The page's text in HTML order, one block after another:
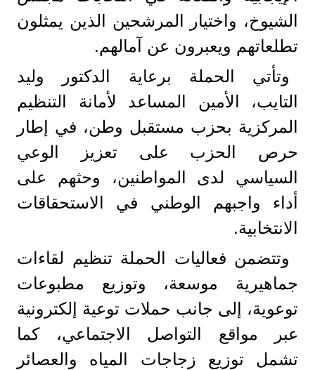
الشيوخ، واختيار المرشحين الذين يمثلون
تطلعاتهم ويعبرون عن آمالهم.
وتأتي الحملة برعاية الدكتور وليد
التايب، الأمين المساعد لأمانة التنظيم
المركزية بحزب مستقبل وطن، في إطار
حرص الحزب على تعزيز الوعي
السياسي لدى المواطنين، وحثهم على
أداء واجبهم الوطني في الاستحقاقات
الانتخابية.
وتتضمن فعاليات الحملة تنظيم لقاءات
جماهيرية موسعة، وتوزيع مطبوعات
توعوية، إلى جانب حملات توعية إلكترونية
عبر مواقع التواصل الاجتماعي، كما
تشمل توزيع زجاجات المياه والعصائر